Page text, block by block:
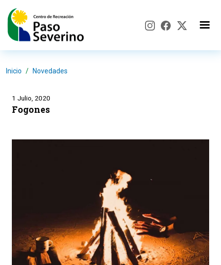
Inicio Novedades
1 Julio, 2020
Fogones